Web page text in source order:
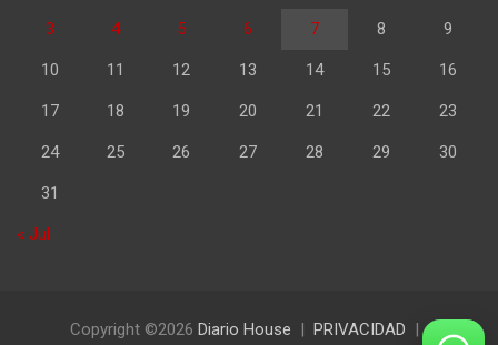
3 4 5 6 7 8 9
10 11 12 13 14 15 16
17 18 19 20 21 22 23
24 25 26 27 28 29 30
31
« Jul
Copyright ©2026 Diario House PRIVACIDAD